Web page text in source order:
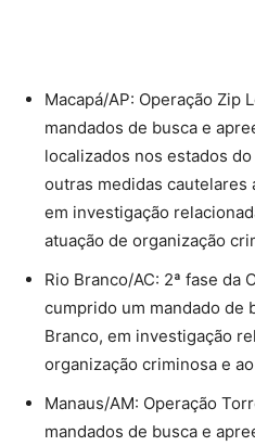
Macapá/AP: Operação Zip
mandados de busca e
localizados nos estados
outras medidas cautelares
em investigação
atuação de organização
Rio Branco/AC: 2ª fase da
cumprido um mandado de
Branco, em investigação
organização criminosa e
Manaus/AM: Operação
mandados de busca e